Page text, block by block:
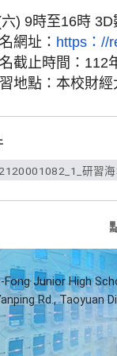
) 9時至16時
網址： https：//
截止時間：112
地點：本校財
研習
Fong Junior High
Rd., Taoyuan